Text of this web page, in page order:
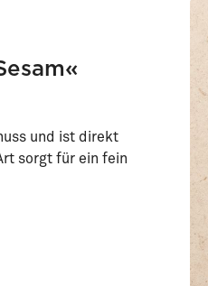
und ist direkt
sorgt für ein fein